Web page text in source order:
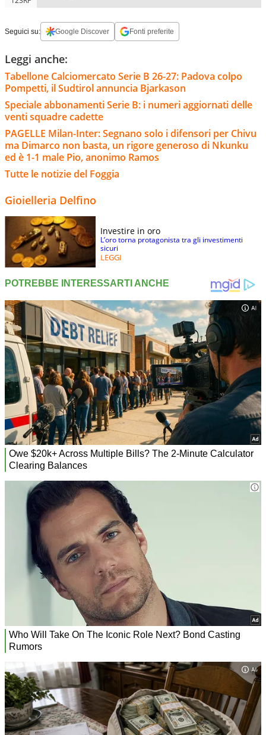
Seguici su: Google Discover Fonti preferite
Leggi anche:
Tabellone Calciomercato Serie B 26-27: Padova colpo
Pompetti, il Sudtirol annuncia Bjarkason
Speciale abbonamenti Serie B: i numeri aggiornati delle
venti squadre cadette
PAGELLE Milan-Inter: Segnano solo i difensori per Chivu
ma Dimarco non basta, un rigore generoso di Nkunku
ed è 1-1 male Pio, anonimo Ramos
Tutte le notizie del Foggia
Gioielleria Delfino
Investire in oro
L’oro torna protagonista tra gli investimenti
sicuri
LEGGI